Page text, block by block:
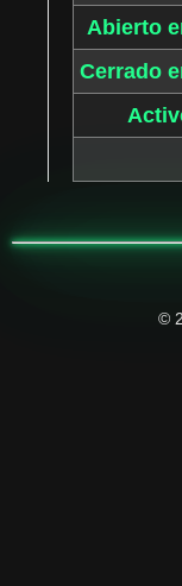
Abierto
Cerrado
©